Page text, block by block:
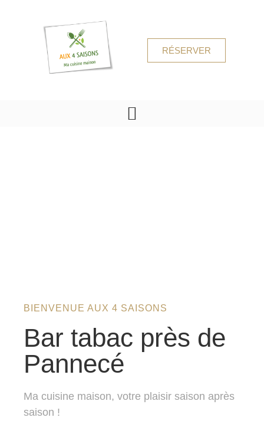
RÉSERVER
BIENVENUE AUX 4 SAISONS
Bar tabac près de
Pannecé
Ma cuisine maison, votre plaisir saison après
saison !